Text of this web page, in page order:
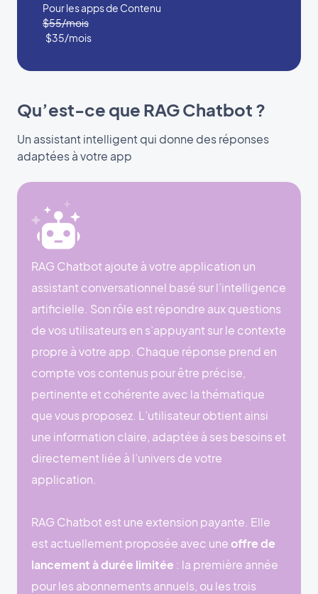
Pour les apps de Contenu
$55/mois
$35/mois
Qu’est-ce que RAG Chatbot ?
Un assistant intelligent qui donne des réponses
adaptées à votre app
RAG Chatbot ajoute à votre application un
assistant conversationnel basé sur l’intelligence
artificielle. Son rôle est répondre aux questions
de vos utilisateurs en s’appuyant sur le contexte
propre à votre app. Chaque réponse prend en
compte vos contenus pour être précise,
pertinente et cohérente avec la thématique
que vous proposez. L’utilisateur obtient ainsi
une information claire, adaptée à ses besoins et
directement liée à l’univers de votre
application.
RAG Chatbot est une extension payante. Elle
est actuellement proposée avec uneoffre de
lancement à durée limitée : la première année
pour les abonnements annuels, ou les trois